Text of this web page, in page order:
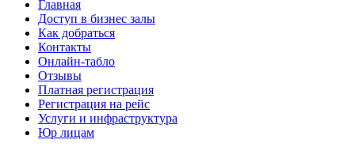
Главная
Доступ в бизнес залы
Как добраться
Контакты
Онлайн-табло
Отзывы
Платная регистрация
Регистрация на рейс
Услуги и инфраструктура
Юр лицам